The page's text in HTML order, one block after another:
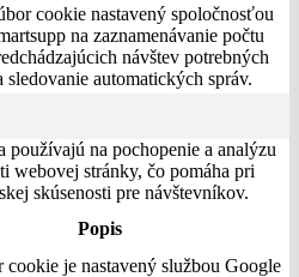
cookie nastavený spoločnosťou
na zaznamenávanie počtu
návštev potrebných
sledovanie automatických správ.
na pochopenie a analýzu
stránky, čo pomáha pri
skúsenosti pre návštevníkov.
Popis
cookie je nastavený službou Google